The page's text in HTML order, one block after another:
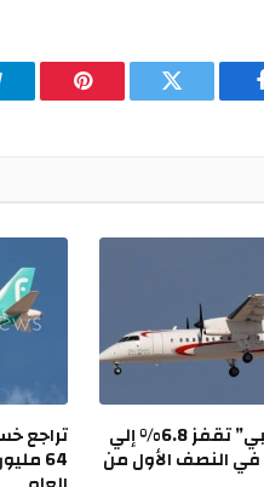
فيسبوك تويتر
أرباح “طيران أبوظبي” تقفز 6.8% إلي
في النصف الأول من 64